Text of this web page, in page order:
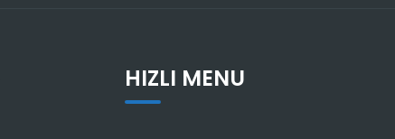
HIZLI MENU